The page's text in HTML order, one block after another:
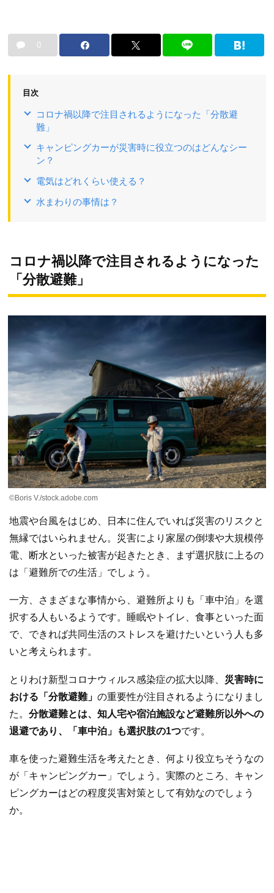
0
目次
コロナ禍以降で注目されるようになった「分散避
難」
キャンピングカーが災害時に役立つのはどんなシー
ン？
電気はどれくらい使える？
水まわりの事情は？
コロナ禍以降で注目されるようになった
「分散避難」
©Boris V./stock.adobe.com
地震や台風をはじめ、日本に住んでいれば災害のリスクと
無縁ではいられません。災害により家屋の倒壊や大規模停
電、断水といった被害が起きたとき、まず選択肢に上るの
は「避難所での生活」でしょう。
一方、さまざまな事情から、避難所よりも「車中泊」を選
択する人もいるようです。睡眠やトイレ、食事といった面
で、できれば共同生活のストレスを避けたいという人も多
いと考えられます。
とりわけ新型コロナウィルス感染症の拡大以降、 災害時に
おける「分散避難」 の重要性が注目されるようになりまし
た。 分散避難とは、知人宅や宿泊施設など避難所以外への
退避であり、「車中泊」も選択肢の1つです。
車を使った避難生活を考えたとき、何より役立ちそうなの
が「キャンピングカー」でしょう。実際のところ、キャン
ピングカーはどの程度災害対策として有効なのでしょう
か。